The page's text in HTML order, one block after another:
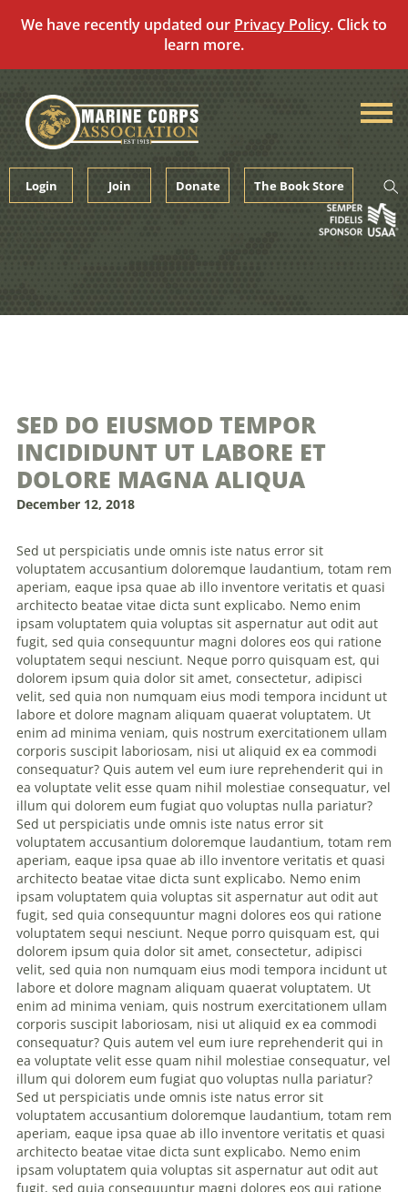
We have recently updated our Privacy Policy. Click to
learn more.
content
Login Join Donate The Book Store
SED DO EIUSMOD TEMPOR
INCIDIDUNT UT LABORE ET
DOLORE MAGNA ALIQUA
December 12, 2018
Sed ut perspiciatis unde omnis iste natus error sit
voluptatem accusantium doloremque laudantium, totam rem
aperiam, eaque ipsa quae ab illo inventore veritatis et quasi
architecto beatae vitae dicta sunt explicabo. Nemo enim
ipsam voluptatem quia voluptas sit aspernatur aut odit aut
fugit, sed quia consequuntur magni dolores eos qui ratione
voluptatem sequi nesciunt. Neque porro quisquam est, qui
dolorem ipsum quia dolor sit amet, consectetur, adipisci
velit, sed quia non numquam eius modi tempora incidunt ut
labore et dolore magnam aliquam quaerat voluptatem. Ut
enim ad minima veniam, quis nostrum exercitationem ullam
corporis suscipit laboriosam, nisi ut aliquid ex ea commodi
consequatur? Quis autem vel eum iure reprehenderit qui in
ea voluptate velit esse quam nihil molestiae consequatur, vel
illum qui dolorem eum fugiat quo voluptas nulla pariatur?
Sed ut perspiciatis unde omnis iste natus error sit
voluptatem accusantium doloremque laudantium, totam rem
aperiam, eaque ipsa quae ab illo inventore veritatis et quasi
architecto beatae vitae dicta sunt explicabo. Nemo enim
ipsam voluptatem quia voluptas sit aspernatur aut odit aut
fugit, sed quia consequuntur magni dolores eos qui ratione
voluptatem sequi nesciunt. Neque porro quisquam est, qui
dolorem ipsum quia dolor sit amet, consectetur, adipisci
velit, sed quia non numquam eius modi tempora incidunt ut
labore et dolore magnam aliquam quaerat voluptatem. Ut
enim ad minima veniam, quis nostrum exercitationem ullam
corporis suscipit laboriosam, nisi ut aliquid ex ea commodi
consequatur? Quis autem vel eum iure reprehenderit qui in
ea voluptate velit esse quam nihil molestiae consequatur, vel
illum qui dolorem eum fugiat quo voluptas nulla pariatur?
Sed ut perspiciatis unde omnis iste natus error sit
voluptatem accusantium doloremque laudantium, totam rem
aperiam, eaque ipsa quae ab illo inventore veritatis et quasi
architecto beatae vitae dicta sunt explicabo. Nemo enim
ipsam voluptatem quia voluptas sit aspernatur aut odit aut
fugit, sed quia consequuntur magni dolores eos qui ratione